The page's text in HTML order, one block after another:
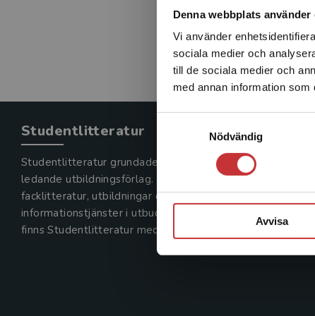
Denna webbplats använder
Vi använder
sociala medier och
till de sociala medier och
med annan information
Nödvändig
Avvisa
Studentlitteratur
Studentlitteratur grundades 1963 och är idag Sveriges
ledande utbildningsförlag. Med läromedel, kurslitteratur,
facklitteratur, utbildningar och digitala
informationstjänster i utbudet,
finns Studentlitteratur med längs hela kunskapsresan.